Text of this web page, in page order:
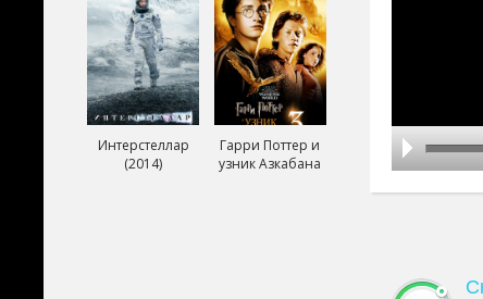
Интерстеллар
(2014)
Гарри Поттер и
узник Азкабана